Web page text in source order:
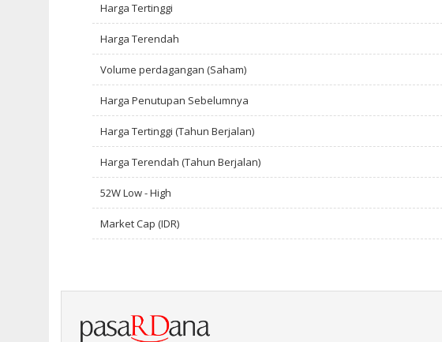
Harga Tertinggi
Harga Terendah
Volume perdagangan (Saham)
Harga Penutupan Sebelumnya
Harga Tertinggi (Tahun Berjalan)
Harga Terendah (Tahun Berjalan)
52W Low - High
Market Cap (IDR)